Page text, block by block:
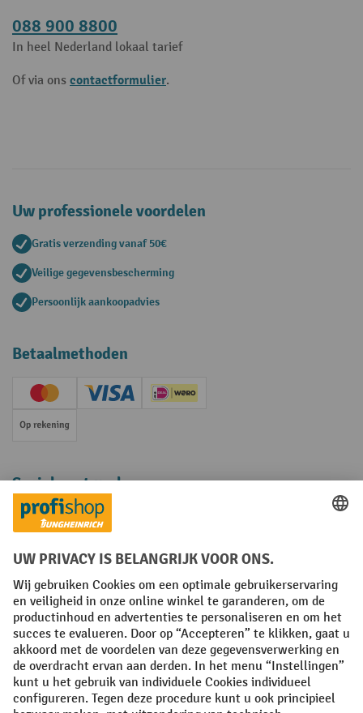
088 900 8800
In heel Nederland lokaal tarief
Of via ons contactformulier.
Uw professionele voordelen
Gratis verzending vanaf 50€
Veilige gegevensbescherming
Persoonlijk aankoopadvies
Betaalmethoden
Creditcard (Master)Creditcard (Visa)iDEAL | Wero
Op rekening
Sociale netwerken
Facebook
YouTube
LinkedInInstagram
Algemene leveringsvoorwaarden Copyright
Privacyverklaring Privacy Instellingen
All prices excl. VAT plusshipping costs and possible delivery charges,
if not stated otherwise.